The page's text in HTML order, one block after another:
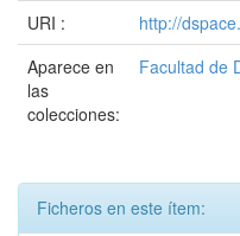
URI :
http://
Aparece en
las
colecciones:
Facultad de
Ficheros en este ítem: